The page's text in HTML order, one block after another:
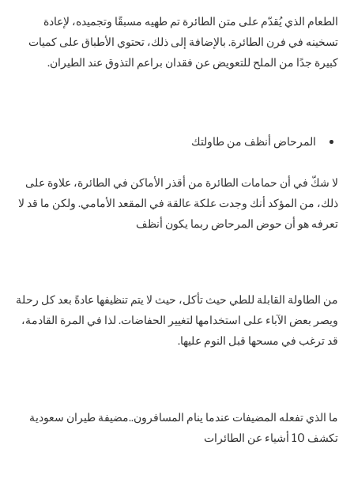
الطعام الذي يُقدّم على متن الطائرة تم طهيه مسبقًا وتجميده، لإعادة
تسخينه في فرن الطائرة. بالإضافة إلى ذلك، تحتوي الأطباق على كميات
كبيرة جدًا من الملح للتعويض عن فقدان براعم التذوق عند الطيران.
المرحاض أنظف من طاولتك
لا شكّ في أن حمامات الطائرة من أقذر الأماكن في الطائرة، علاوة على
ذلك، من المؤكد أنك وجدت علكة عالقة في المقعد الأمامي. ولكن ما قد لا
تعرفه هو أن حوض المرحاض ربما يكون أنظف
من الطاولة القابلة للطي حيث تأكل، حيث لا يتم تنظيفها عادةً بعد كل رحلة
ويصر بعض الآباء على استخدامها لتغيير الحفاضات. لذا في المرة القادمة،
قد ترغب في مسحها قبل النوم عليها.
ما الذي تفعله المضيفات عندما ينام المسافرون..مضيفة طيران سعودية
تكشف 10 أشياء عن الطائرات